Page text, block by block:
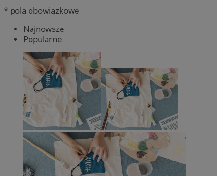
* pola obowiązkowe
Najnowsze
Popularne